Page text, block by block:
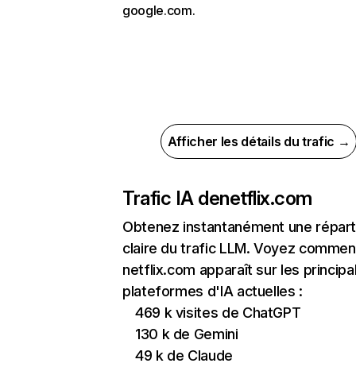
google.com.
Afficher les détails du trafic →
Trafic IA denetflix.com
Obtenez instantanément une
claire du trafic LLM. Voyez
netflix.com apparaît sur les
plateformes d'IA actuelles :
469 k visites de ChatGPT
130 k de Gemini
49 k de Claude